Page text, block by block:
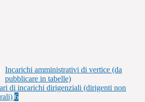
Incarichi amministrativi di vertice (da
pubblicare in tabelle)
di incarichi dirigenziali (dirigenti non
6